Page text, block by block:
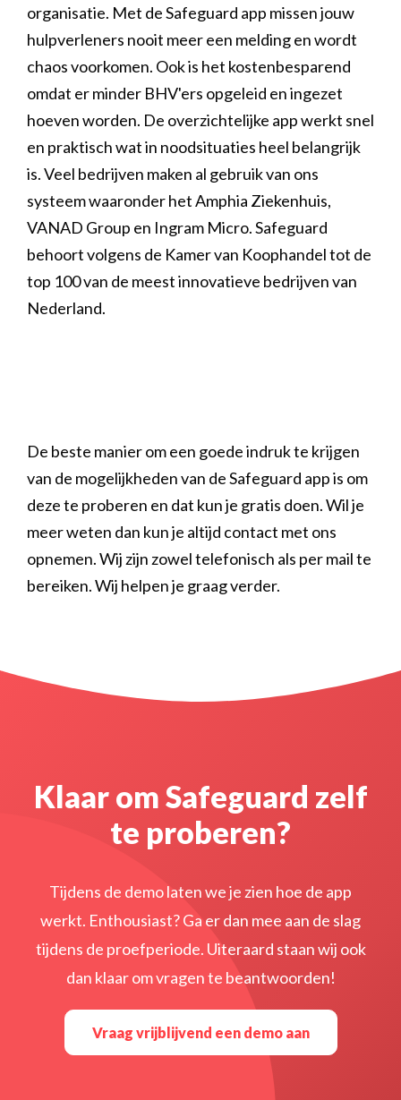
organisatie. Met de Safeguard app missen jouw
hulpverleners nooit meer een melding en wordt
chaos voorkomen. Ook is het kostenbesparend
omdat er minder BHV'ers opgeleid en ingezet
hoeven worden. De overzichtelijke app werkt snel
en praktisch wat in noodsituaties heel belangrijk
is. Veel bedrijven maken al gebruik van ons
systeem waaronder het Amphia Ziekenhuis,
VANAD Group en Ingram Micro. Safeguard
behoort volgens de Kamer van Koophandel tot de
top 100 van de meest innovatieve bedrijven van
Nederland.
De beste manier om een goede indruk te krijgen
van de mogelijkheden van de Safeguard app is om
deze te proberen en dat kun je gratis doen. Wil je
meer weten dan kun je altijd contact met ons
opnemen. Wij zijn zowel telefonisch als per mail te
bereiken. Wij helpen je graag verder.
Klaar om Safeguard zelf
te proberen?
Tijdens de demo laten we je zien hoe de app
werkt. Enthousiast? Ga er dan mee aan de slag
tijdens de proefperiode. Uiteraard staan wij ook
dan klaar om vragen te beantwoorden!
Vraag vrijblijvend een demo aan